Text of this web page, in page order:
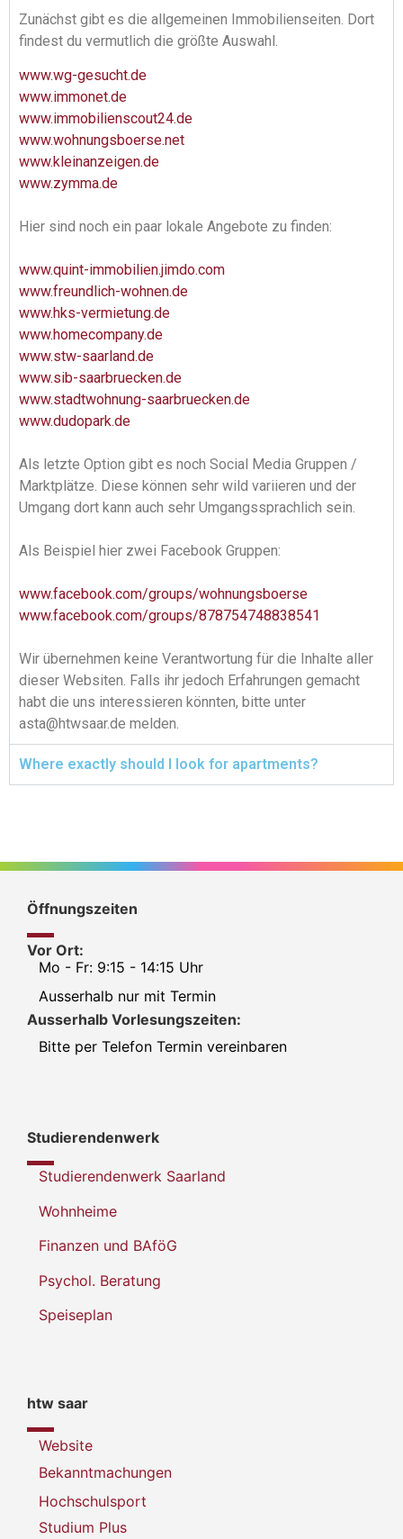
Zunächst gibt es die allgemeinen Immobilienseiten. Dort
findest du vermutlich die größte Auswahl.
www.wg-gesucht.de
www.immonet.de
www.immobilienscout24.de
www.wohnungsboerse.net
www.kleinanzeigen.de
www.zymma.de
Hier sind noch ein paar lokale Angebote zu finden:
www.quint-immobilien.jimdo.com
www.freundlich-wohnen.de
www.hks-vermietung.de
www.homecompany.de
www.stw-saarland.de
www.sib-saarbruecken.de
www.stadtwohnung-saarbruecken.de
www.dudopark.de
Als letzte Option gibt es noch Social Media Gruppen /
Marktplätze. Diese können sehr wild variieren und der
Umgang dort kann auch sehr Umgangssprachlich sein.
Als Beispiel hier zwei Facebook Gruppen:
www.facebook.com/groups/wohnungsboerse
www.facebook.com/groups/878754748838541
Wir übernehmen keine Verantwortung für die Inhalte aller
dieser Websiten. Falls ihr jedoch Erfahrungen gemacht
habt die uns interessieren könnten, bitte unter
asta@htwsaar.de melden.
Where exactly should I look for apartments?
Öffnungszeiten
Vor Ort:
Mo - Fr: 9:15 - 14:15 Uhr
Ausserhalb nur mit Termin
Ausserhalb Vorlesungszeiten:
Bitte per Telefon Termin vereinbaren
Studierendenwerk
Studierendenwerk Saarland
Wohnheime
Finanzen und BAföG
Psychol. Beratung
Speiseplan
htw saar
Website
Bekanntmachungen
Hochschulsport
Studium Plus